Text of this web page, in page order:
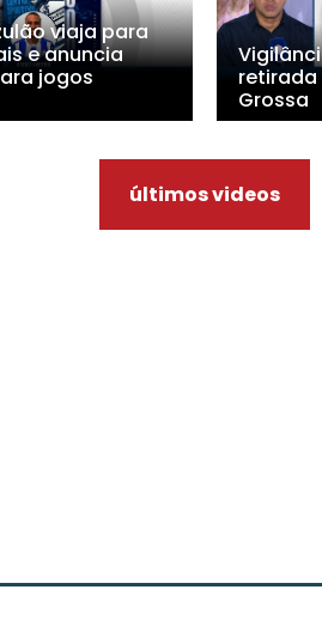
viaja para
e anuncia
jogos
retirada
Grossa
últimos videos